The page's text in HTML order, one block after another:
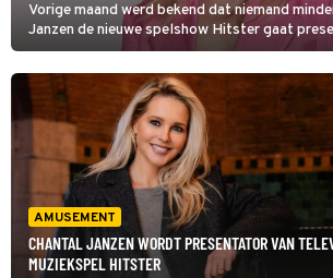
Vorige maand werd bekend dat niemand
Janzen de nieuwe spelshow Hitster gaat
wanneer kunnen we die ongeveer op televisie
Mediadeskundige Tina Nijkamp denkt de
AMUSEMENT
CHANTAL JANZEN WORDT PRESENTATOR VAN
MUZIEKSPEL HITSTER